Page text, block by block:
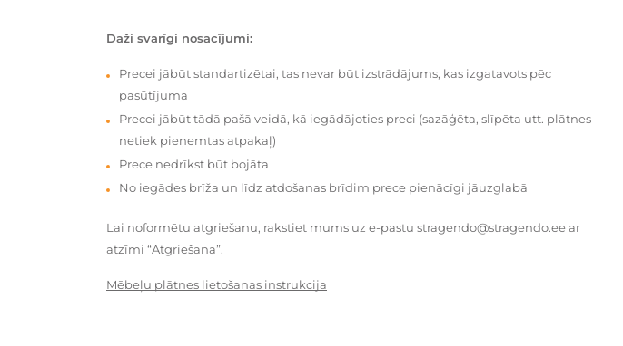
Daži svarīgi nosacījumi:
Precei jābūt standartizētai, tas nevar būt izstrādājums, kas izgatavots pēc
pasūtījuma
Precei jābūt tādā pašā veidā, kā iegādājoties preci (sazāģēta, slīpēta utt. plātnes
netiek pieņemtas atpakaļ)
Prece nedrīkst būt bojāta
No iegādes brīža un līdz atdošanas brīdim prece pienācīgi jāuzglabā
Lai noformētu atgriešanu, rakstiet mums uz e-pastu stragendo@stragendo.ee ar
atzīmi “Atgriešana”.
Mēbeļu plātnes lietošanas instrukcija